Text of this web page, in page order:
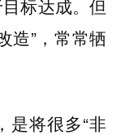
标达成。但
造”，常常牺
是将很多“非